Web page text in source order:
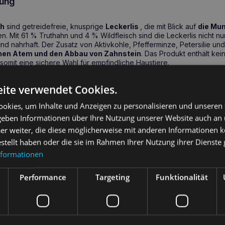
sind getreidefreie, knusprige Leckerlis , die mit Blick auf die
Mit 61 % Truthahn und 4 % Wildfleisch sind die Leckerlis nicht
nahrhaft. Der Zusatz von Aktivkohle, Pfefferminze, Petersilie
Atem und den Abbau von Zahnstein. Das Produkt enthält
eine sichere Wahl für empfindliche Haustiere.
Breath – schützt die Zähne auf natürliche
schmecken nicht nur gut, sie wirken auch. Dank ihres
fördern sie denAbbau von Zahnstein, während Zink, Eisen
des Zahnfleisches unterstützen. Pfefferminze und Grüntee-
Wirkung und tragen so zur Mundhygiene bei.
Vorteile
hilft, Zahnstein zu reduzieren.
Eisenstärken Zähne und Zahnfleisch.
verwendet Cookies.
um Inhalte und Anzeigen zu personalisieren und
Informationen über Ihre Nutzung unserer Website auch an
weiter, die diese möglicherweise mit anderen Informationen
haben oder die sie im Rahmen Ihrer Nutzung ihrer Dienste
Performance Targeting Funktionalität